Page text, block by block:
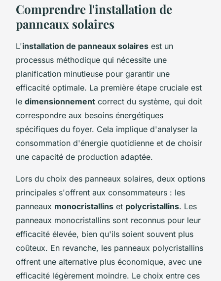
Comprendre l'installation de
panneaux solaires
L'installation de panneaux solaires est un
processus méthodique qui nécessite une
planification minutieuse pour garantir une
efficacité optimale. La première étape cruciale est
le dimensionnement correct du système, qui doit
correspondre aux besoins énergétiques
spécifiques du foyer. Cela implique d'analyser la
consommation d'énergie quotidienne et de choisir
une capacité de production adaptée.
Lors du choix des panneaux solaires, deux options
principales s'offrent aux consommateurs : les
panneaux monocristallins et polycristallins. Les
panneaux monocristallins sont reconnus pour leur
efficacité élevée, bien qu'ils soient souvent plus
coûteux. En revanche, les panneaux polycristallins
offrent une alternative plus économique, avec une
efficacité légèrement moindre. Le choix entre ces